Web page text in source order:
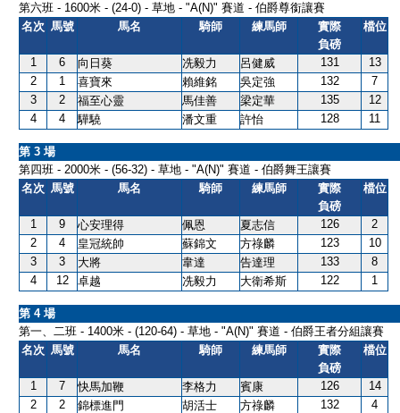
第六班 - 1600米 - (24-0) - 草地 - "A(N)" 賽道 - 伯爵尊銜讓賽
名次 馬號 馬名 騎師 練馬師
實際
負磅
檔位
1 6 向日葵 冼毅力 呂健威 131
13
2
1 喜寶來 賴維銘 吳定強 132
7
3
2 福至心靈 馬佳善 梁定華 135
12
4
4 驊驍 潘文重 許怡 128 11
第 3 場
第四班 - 2000米 - (56-32) - 草地 - "A(N)" 賽道 - 伯爵舞王讓賽
名次 馬號 馬名 騎師 練馬師
實際
負磅
檔位
1 9 心安理得 佩恩 夏志信 126
2
2
4 皇冠統帥 蘇錦文 方祿麟 123
10
3
3 大將 韋達 告達理 133
8
4
12 卓越 冼毅力 大衛希斯 122 1
第 4 場
第一、二班 - 1400米 - (120-64) - 草地 - "A(N)" 賽道 - 伯爵王者分組讓賽
名次 馬號 馬名 騎師 練馬師
實際
負磅
檔位
1 7 快馬加鞭 李格力 賓康 126
14
2
2 錦標進門 胡活士 方祿麟 132
4